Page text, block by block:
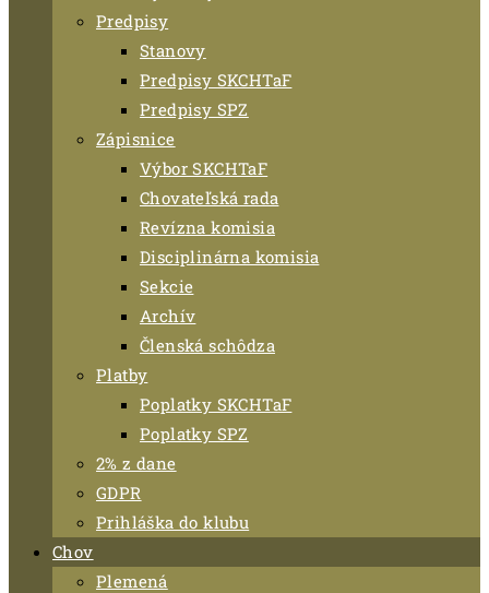
Predpisy
Stanovy
Predpisy SKCHTaF
Predpisy SPZ
Zápisnice
Výbor SKCHTaF
Chovateľská rada
Revízna komisia
Disciplinárna komisia
Sekcie
Archív
Členská schôdza
Platby
Poplatky SKCHTaF
Poplatky SPZ
2% z dane
GDPR
Prihláška do klubu
Chov
Plemená